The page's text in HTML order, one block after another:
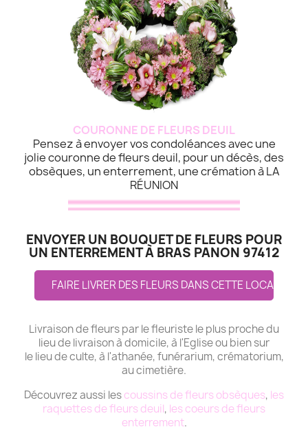
COURONNE DE FLEURS DEUIL
Pensez à envoyer vos condoléances avec une
jolie couronne de fleurs deuil, pour un décès, des
obsèques, un enterrement, une crémation à LA
RÉUNION
ENVOYER UN BOUQUET DE FLEURS POUR
UN ENTERREMENT À BRAS PANON 97412
FAIRE LIVRER DES FLEURS DANS CETTE LOCALITE
Livraison de fleurs par le fleuriste le plus proche du
lieu de livraison à domicile, à l'Eglise ou bien sur
le lieu de culte, à l'athanée, funérarium, crématorium,
au cimetière.
Découvrez aussi lescoussins de fleurs obsèques, les
raquettes de fleurs deuil, les coeurs de fleurs
enterrement.